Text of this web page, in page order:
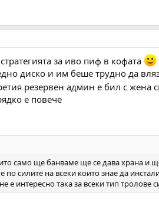
за иво пиф в кофата
диско и им беше трудно да
резервен админ е бил с жена
е повече
само ще банваме ще се дава храна и
силите на всеки които знае да
интересно така за всеки тип тролове